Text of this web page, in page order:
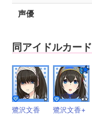
声優
同アイドルカード
鷺沢文香 鷺沢文香+